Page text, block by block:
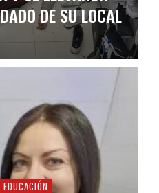
DE SU LOCAL
EDUCACIÓN